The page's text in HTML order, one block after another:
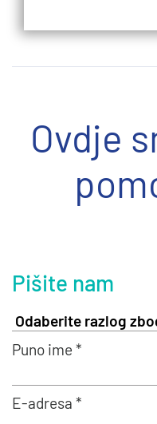
Ovdje
Pišite nam
Puno ime *
E-adresa *